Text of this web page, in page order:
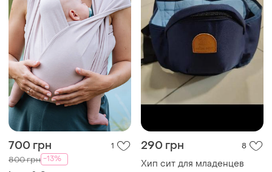
700 грн 1
800 грн -13%
290 грн 8
Хип сит для младенцев